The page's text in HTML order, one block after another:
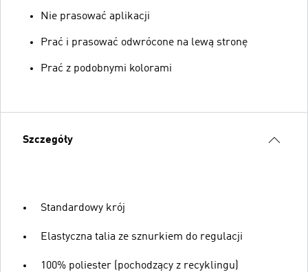
Nie prasować aplikacji
Prać i prasować odwrócone na lewą stronę
Prać z podobnymi kolorami
Szczegóły
Standardowy krój
Elastyczna talia ze sznurkiem do regulacji
100% poliester (pochodzący z recyklingu)